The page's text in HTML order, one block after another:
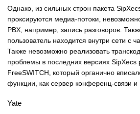
Однако, из сильных строн пакета
проксируются медиа-потоки,
PBX, например, запись разговоров.
пользователь находится внутри сети
Также невозможно реализовать
проблемы в последних версиях
FreeSWITCH, который органично
функции, как сервер конференц-связи и
Yate